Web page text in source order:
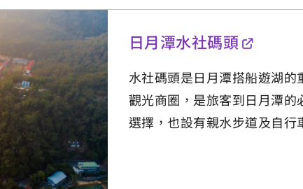
日月潭水社碼頭
水社碼頭是日月潭搭船遊湖
觀光商圈，是旅客到日月潭
選擇，也設有親水步道及自行